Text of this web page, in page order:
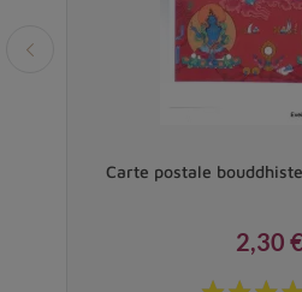
Carte postale
Prix
2,30 €